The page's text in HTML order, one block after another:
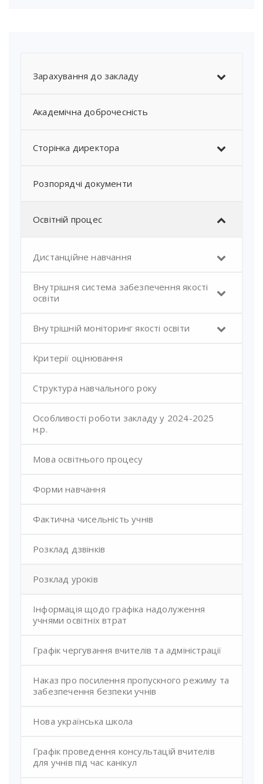
Зарахування до закладу
Академічна доброчесність
Сторінка директора
Розпорядчі документи
Освітній процес
Дистанційне навчання
Внутрішня система забезпечення якості
освіти
Внутрішній моніторинг якості освіти
Критерії оцінювання
Структура навчального року
Особливості роботи закладу у 2024-2025
н.р.
Мова освітнього процесу
Форми навчання
Фактична чисельність учнів
Розклад дзвінків
Розклад уроків
Інформація щодо графіка надолуження
учнями освітніх втрат
Графік чергування вчителів та адміністрації
Наказ про посилення пропускного режиму та
забезпечення безпеки учнів
Нова українська школа
Графік проведення консультацій вчителів
для учнів під час канікул